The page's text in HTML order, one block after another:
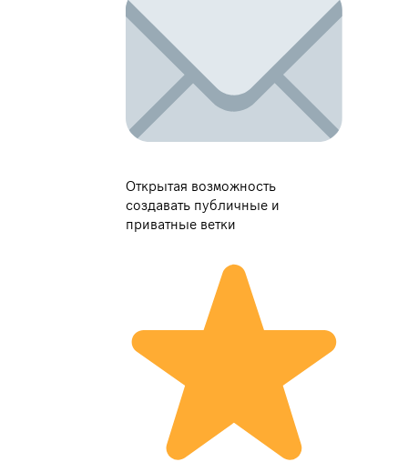
Открытая возможность
создавать публичные и
приватные ветки